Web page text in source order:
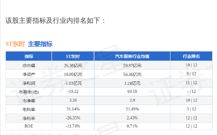
该股主要指标及行业内排名如下：